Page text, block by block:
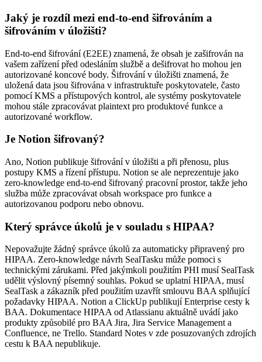
Jaký je rozdíl mezi end-to-end šifrováním a
šifrováním v úložišti?
End-to-end šifrování (E2EE) znamená, že obsah je zašifrován na
vašem zařízení před odesláním službě a dešifrovat ho mohou jen
autorizované koncové body. Šifrování v úložišti znamená, že
uložená data jsou šifrována v infrastruktuře poskytovatele, často
pomocí KMS a přístupových kontrol, ale systémy poskytovatele
mohou stále zpracovávat plaintext pro produktové funkce a
autorizované workflow.
Je Notion šifrovaný?
Ano, Notion publikuje šifrování v úložišti a při přenosu, plus
postupy KMS a řízení přístupu. Notion se ale neprezentuje jako
zero-knowledge end-to-end šifrovaný pracovní prostor, takže jeho
služba může zpracovávat obsah workspace pro funkce a
autorizovanou podporu nebo obnovu.
Který správce úkolů je v souladu s HIPAA?
Nepovažujte žádný správce úkolů za automaticky připravený pro
HIPAA. Zero-knowledge návrh SealTasku může pomoci s
technickými zárukami. Před jakýmkoli použitím PHI musí SealTask
udělit výslovný písemný souhlas. Pokud se uplatní HIPAA, musí
SealTask a zákazník před použitím uzavřít smlouvu BAA splňující
požadavky HIPAA. Notion a ClickUp publikují Enterprise cesty k
BAA. Dokumentace HIPAA od Atlassianu aktuálně uvádí jako
produkty způsobilé pro BAA Jira, Jira Service Management a
Confluence, ne Trello. Standard Notes v zde posuzovaných zdrojích
cestu k BAA nepublikuje.